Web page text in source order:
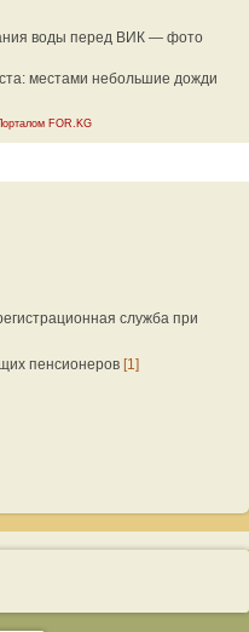
воды перед ВИК — фото
местами небольшие дожди
FOR.KG
служба при
пенсионеров [1]